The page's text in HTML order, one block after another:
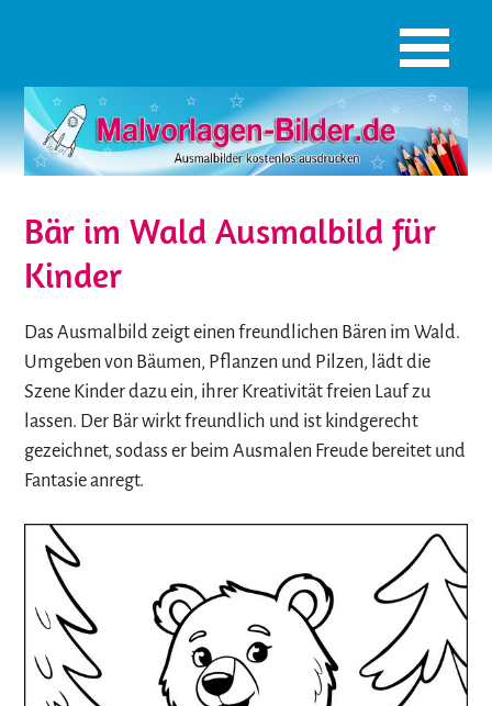
Bär im Wald Ausmalbild für
Kinder
Das Ausmalbild zeigt einen freundlichen Bären im Wald.
Umgeben von Bäumen, Pflanzen und Pilzen, lädt die
Szene Kinder dazu ein, ihrer Kreativität freien Lauf zu
lassen. Der Bär wirkt freundlich und ist kindgerecht
gezeichnet, sodass er beim Ausmalen Freude bereitet und
Fantasie anregt.